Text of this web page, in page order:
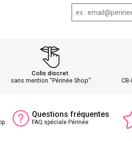
Colis discret
sans mention "Périnée Shop"
Questions fréquentes
FAQ spéciale Périnée